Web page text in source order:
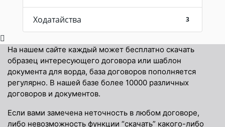
Ходатайства 3
На нашем сайте каждый может бесплатно скачать
образец интересующего договора или шаблон
документа для ворда, база договоров пополняется
регулярно. В нашей базе более 10000 различных
договоров и документов.
Если вами замечена неточность в любом договоре,
либо невозможность функции “скачать” какого-либо